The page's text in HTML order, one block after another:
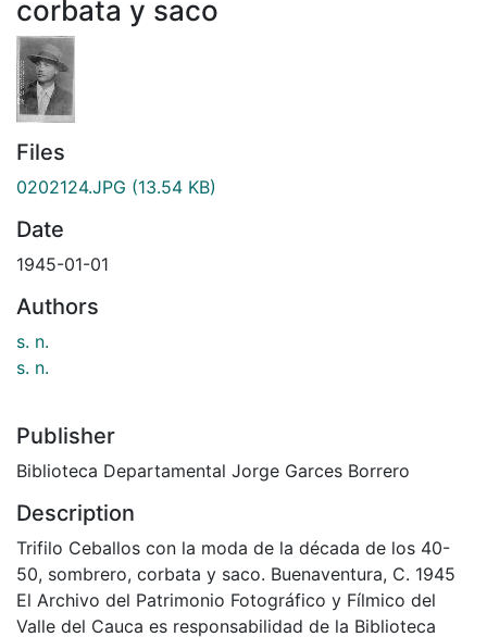
corbata y saco
Files
0202124.JPG (13.54 KB)
Date
1945-01-01
Authors
s. n.
s. n.
Publisher
Biblioteca Departamental Jorge Garces Borrero
Description
Trifilo Ceballos con la moda de la década de los 40-
50, sombrero, corbata y saco. Buenaventura, C. 1945
El Archivo del Patrimonio Fotográfico y Fílmico del
Valle del Cauca es responsabilidad de la Biblioteca